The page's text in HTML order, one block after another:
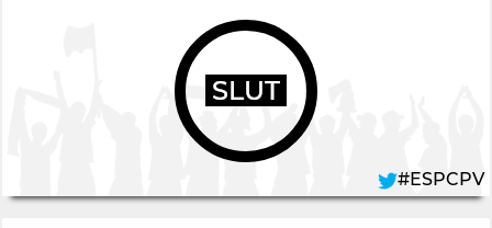
SLUT
#ESPCPV